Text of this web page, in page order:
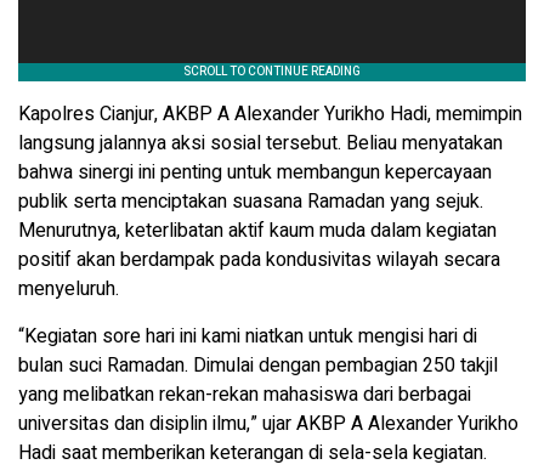
Kapolres Cianjur, AKBP A Alexander Yurikho Hadi, memimpin
langsung jalannya aksi sosial tersebut. Beliau menyatakan
bahwa sinergi ini penting untuk membangun kepercayaan
publik serta menciptakan suasana Ramadan yang sejuk.
Menurutnya, keterlibatan aktif kaum muda dalam kegiatan
positif akan berdampak pada kondusivitas wilayah secara
menyeluruh.
“Kegiatan sore hari ini kami niatkan untuk mengisi hari di
bulan suci Ramadan. Dimulai dengan pembagian 250 takjil
yang melibatkan rekan-rekan mahasiswa dari berbagai
universitas dan disiplin ilmu,” ujar AKBP A Alexander Yurikho
Hadi saat memberikan keterangan di sela-sela kegiatan.